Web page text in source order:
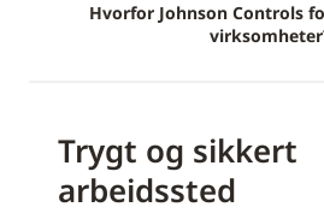
Hvorfor Johnson Controls
Trygt og sikkert
arbeidssted